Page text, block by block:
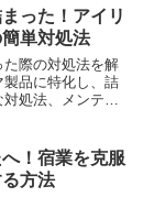
提供します。
った！アイリ
単対処法
際の対処法を解
品に特化し、詰
処法、メンテナ
！宿業を克服
方法